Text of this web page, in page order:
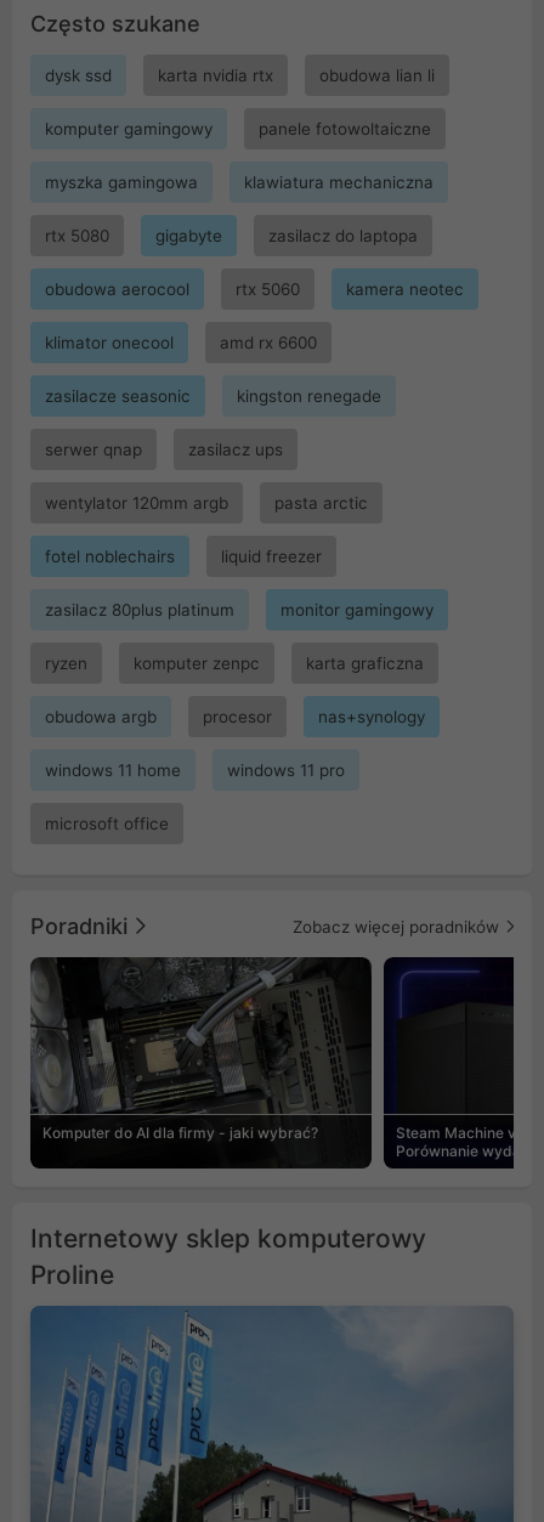
Często szukane
dysk ssd karta nvidia rtx obudowa lian li
komputer gamingowy panele fotowoltaiczne
myszka gamingowa klawiatura mechaniczna
rtx 5080 gigabyte zasilacz do laptopa
obudowa aerocool rtx 5060 kamera neotec
klimator onecool amd rx 6600
zasilacze seasonic kingston renegade
serwer qnap zasilacz ups
wentylator 120mm argb pasta arctic
fotel noblechairs liquid freezer
zasilacz 80plus platinum monitor gamingowy
ryzen komputer zenpc karta graficzna
obudowa argb procesor nas+synology
windows 11 home windows 11 pro
microsoft office
Poradniki Zobacz więcej poradników
Komputer do AI dla firmy - jaki wybrać?
Steam Machine vs
Porównanie
Internetowy sklep komputerowy
Proline